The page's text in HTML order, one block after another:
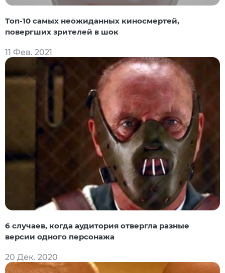
Топ-10 самых неожиданных киносмертей,
повергших зрителей в шок
11 Фев. 2021
6 случаев, когда аудитория отвергла разные
версии одного персонажа
20 Дек. 2020